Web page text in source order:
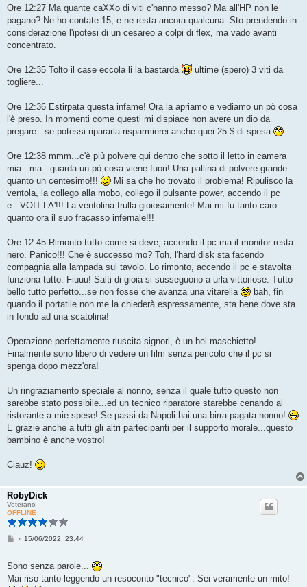
Ore 12:27 Ma quante caXXo di viti c'hanno messo? Ma all'HP non le
pagano? Ne ho contate 15, e ne resta ancora qualcuna. Sto prendendo in
considerazione l'ipotesi di un cesareo a colpi di flex, ma vado avanti
concentrato.
Ore 12:35 Tolto il case eccola li la bastarda
ultime (spero) 3 viti da
togliere...
Ore 12:36 Estirpata questa infame! Ora la apriamo e vediamo un pò cosa
l'è preso. In momenti come questi mi dispiace non avere un dio da
pregare...se potessi ripararla risparmierei anche quei 25 $ di spesa
Ore 12:38 mmm...c'è più polvere qui dentro che sotto il letto in camera
mia...ma...guarda un pò cosa viene fuori! Una pallina di polvere grande
quanto un centesimo!!!
Mi sa che ho trovato il problema! Ripulisco la
ventola, la collego alla mobo, collego il pulsante power, accendo il pc
e...VOIT-LA'!!! La ventolina frulla gioiosamente! Mai mi fu tanto caro
quanto ora il suo fracasso infernale!!!
Ore 12:45 Rimonto tutto come si deve, accendo il pc ma il monitor resta
nero. Panico!!! Che è successo mo? Toh, l'hard disk sta facendo
compagnia alla lampada sul tavolo. Lo rimonto, accendo il pc e stavolta
funziona tutto. Fiuuu! Salti di gioia si susseguono a urla vittoriose. Tutto
bello tutto perfetto...se non fosse che avanza una vitarella
bah, fin
quando il portatile non me la chiederà espressamente, sta bene dove sta
in fondo ad una scatolina!
Operazione perfettamente riuscita signori, è un bel maschietto!
Finalmente sono libero di vedere un film senza pericolo che il pc si
spenga dopo mezz'ora!
Un ringraziamento speciale al nonno, senza il quale tutto questo non
sarebbe stato possibile...ed un tecnico riparatore starebbe cenando al
ristorante a mie spese! Se passi da Napoli hai una birra pagata nonno!
E grazie anche a tutti gli altri partecipanti per il supporto morale...questo
bambino è anche vostro!
Ciauz!
RobyDick
Veterano
OFFLINE
M
a
g
» 15/06/2022, 23:44
Sono senza parole...
Mai riso tanto leggendo un resoconto "tecnico". Sei veramente un mito!